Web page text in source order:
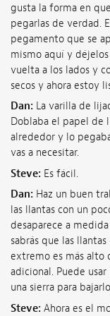
gusta la forma en
pegarlas de verdad.
pegamento que se
mismo aquí y
vuelta a los lados y
secos y ahora estoy
Dan: La varilla de
Doblaba el papel de
alrededor y lo
vas a necesitar.
Steve: Es fácil.
Dan: Haz un buen
las llantas con un
desaparece a
sabrás que las
extremo es más alto
adicional. Puede
una sierra para
Steve: Ahora es el